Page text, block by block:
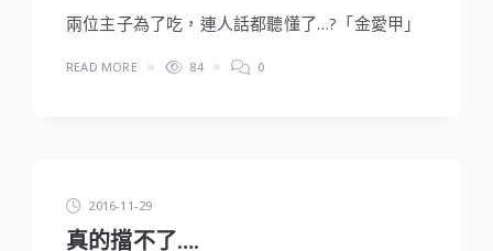
兩位主子為了吃，連人話都聽懂了…?「金愛甲」
READ MORE 84 0
2016-11-29
真的擋不了….